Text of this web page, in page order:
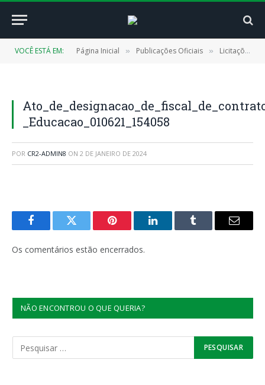
VOCÊ ESTÁ EM: Página Inicial » Publicações Oficiais » Licitações
_Educacao_010621_154058
POR CR2-ADMIN8 ON 2 DE JANEIRO DE 2024
FacebookTwitter Pinterest LinkedInTumblr
E-
Os comentários estão encerrados.
NÃO ENCONTROU O QUE QUERIA?